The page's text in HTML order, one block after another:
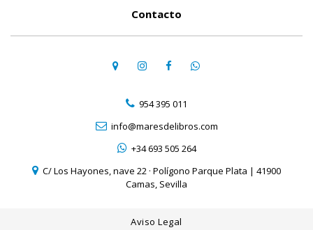
Contacto
954 395 011
info@maresdelibros.com
+34 693 505 264
C/ Los Hayones, nave 22 · Polígono Parque Plata | 41900
Camas, Sevilla
Aviso Legal